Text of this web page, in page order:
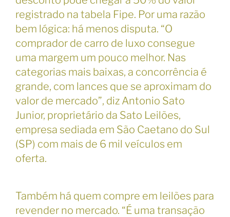
registrado na tabela Fipe. Por uma razão
bem lógica: há menos disputa. “O
comprador de carro de luxo consegue
uma margem um pouco melhor. Nas
categorias mais baixas, a concorrência é
grande, com lances que se aproximam do
valor de mercado”, diz Antonio Sato
Junior, proprietário da Sato Leilões,
empresa sediada em São Caetano do Sul
(SP) com mais de 6 mil veículos em
oferta.
Também há quem compre em leilões para
revender no mercado. “É uma transação